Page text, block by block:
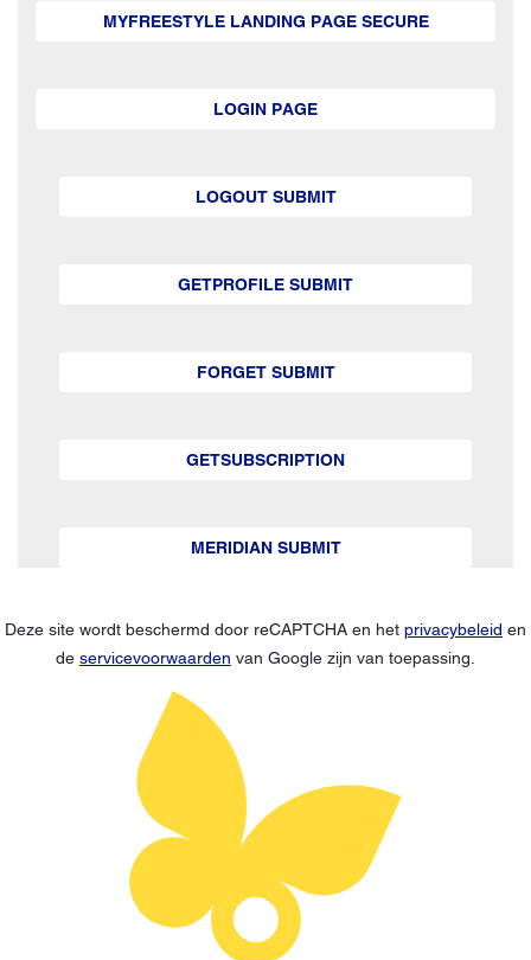
MYFREESTYLE LANDING PAGE SECURE
LOGIN PAGE
LOGOUT SUBMIT
GETPROFILE SUBMIT
FORGET SUBMIT
GETSUBSCRIPTION
MERIDIAN SUBMIT
Deze site wordt beschermd door reCAPTCHA en het privacybeleid en
de servicevoorwaarden van Google zijn van toepassing.